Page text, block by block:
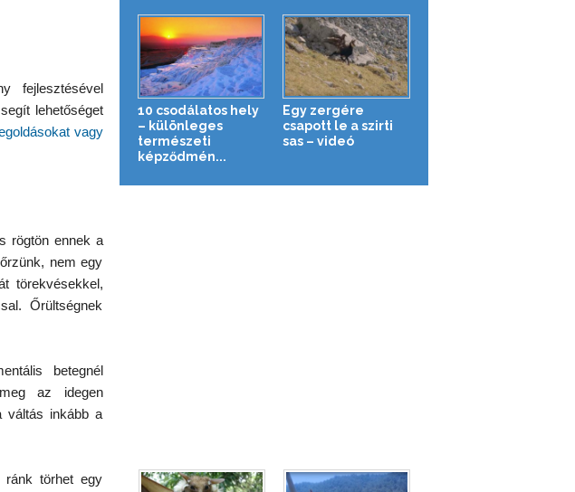
fejlesztésével
lehetőséget
vagy
rögtön ennek a
nem egy
törekvésekkel,
Őrültségnek
betegnél
az idegen
váltás inkább a
ránk törhet egy
10 csodálatos hely
– különleges
természeti
képződmén...
Egy zergére
csapott le a szirti
sas – videó